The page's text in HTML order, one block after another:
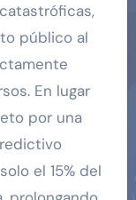
público al
En lugar
por una
el 15% del